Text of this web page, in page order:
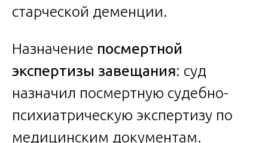
старческой деменции.
Назначение посмертной
экспертизы завещания: суд
назначил посмертную судебно-
психиатрическую экспертизу по
медицинским документам.